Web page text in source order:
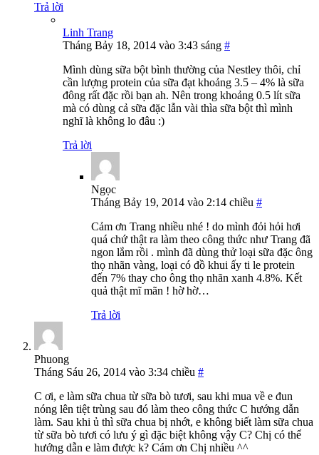
Trả lời
Linh Trang
Tháng Bảy 18, 2014 vào 3:43 sáng #
Mình dùng sữa bột bình thường của Nestley thôi, chỉ
cần lượng protein của sữa đạt khoảng 3.5 – 4% là sữa
đông rất đặc rồi bạn ah. Nên trong khoảng 0.5 lít sữa
mà có dùng cả sữa đặc lẫn vài thìa sữa bột thì mình
nghĩ là không lo đâu :)
Trả lời
Ngọc
Tháng Bảy 19, 2014 vào 2:14 chiều #
Cảm ơn Trang nhiều nhé ! do mình đỏi hỏi hơi
quá chứ thật ra làm theo công thức như Trang đã
ngon lắm rồi . mình đã dùng thử loại sữa đặc ông
thọ nhãn vàng, loại có đồ khui ấy ti le protein
đến 7% thay cho ông thọ nhãn xanh 4.8%. Kết
quả thật mĩ mãn ! hờ hờ…
Trả lời
Phuong
Tháng Sáu 26, 2014 vào 3:34 chiều #
C ơi, e làm sữa chua từ sữa bò tươi, sau khi mua về e đun
nóng lên tiệt trùng sau đó làm theo công thức C hướng dẫn
làm. Sau khi ủ thì sữa chua bị nhớt, e không biết làm sữa chua
từ sữa bò tươi có lưu ý gì đặc biệt không vậy C? Chị có thể
hướng dẫn e làm được k? Cám ơn Chị nhiều ^^